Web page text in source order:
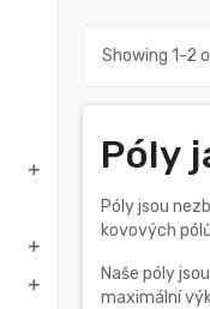
Showing 1-2
Póly
Póly jsou
kovových
Naše póly
maximální